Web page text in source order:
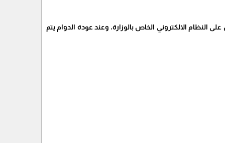
الالكتروني الخاص بالوزارة، وعند عودة الدوام يتم